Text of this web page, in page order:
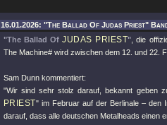
16.01.2026: "The Ballad Of Judas Priest"
"The Ballad OfJUDAS PRIEST" , die
The Machine# wird zwischen dem 12. und 22.
Sam Dunn kommentiert:
"Wir sind sehr stolz darauf, bekannt geben
PRIEST" im Februar auf der Berlinale – den
darauf, dass alle deutschen Metalheads einen